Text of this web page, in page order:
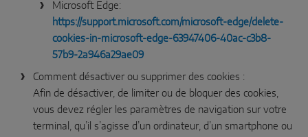
Microsoft Edge:
https://support.microsoft.com/microsoft-edge/delete-
cookies-in-microsoft-edge-63947406-40ac-c3b8-
57b9-2a946a29ae09
Comment désactiver ou supprimer des cookies :
Afin de désactiver, de limiter ou de bloquer des cookies,
vous devez régler les paramètres de navigation sur votre
terminal, qu’il s’agisse d’un ordinateur, d’un smartphone ou